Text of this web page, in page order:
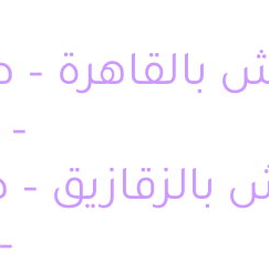
بالقاهرة –